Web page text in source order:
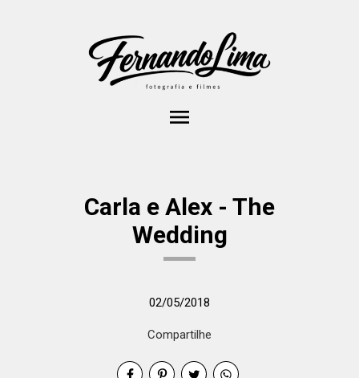
menu
Carla e Alex - The
Wedding
02/05/2018
Compartilhe